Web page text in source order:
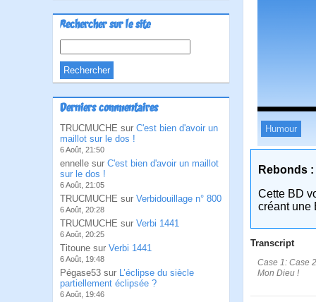
Rechercher sur le site
Derniers commentaires
TRUCMUCHE sur C'est bien d'avoir un
maillot sur le dos !
6 Août, 21:50
ennelle sur C'est bien d'avoir un maillot
sur le dos !
6 Août, 21:05
TRUCMUCHE sur Verbidouillage n° 800
6 Août, 20:28
TRUCMUCHE sur Verbi 1441
6 Août, 20:25
Titoune sur Verbi 1441
6 Août, 19:48
Pégase53 sur L’éclipse du siècle
partiellement éclipsée ?
6 Août, 19:46
Humour
Rebonds :
Cette BD
créant une
Transcript
Case 1: Case
Mon Dieu !